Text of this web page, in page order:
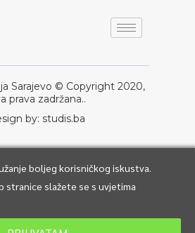
Sarajevo © Copyright 2020,
prava zadržana..
by: studis.ba
boljeg korisničkog iskustva.
stranice slažete se s uvjetima